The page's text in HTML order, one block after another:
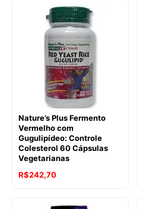
Nature’s Plus Fermento
Vermelho com
Gugulipídeo: Controle
Colesterol 60 Cápsulas
Vegetarianas
R$242,70